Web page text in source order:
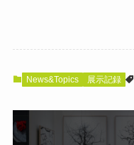
News&Topics 展示記録